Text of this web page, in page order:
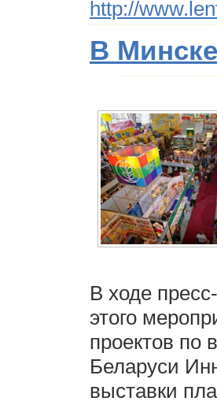
http://
В
В ходе
этого
проектов по
Беларуси
выставки